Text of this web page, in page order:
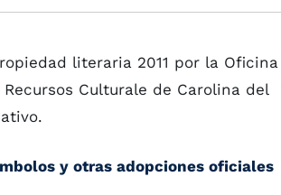
literaria 2011 por la Oficina
Culturale de Carolina del
y otras adopciones oficiales